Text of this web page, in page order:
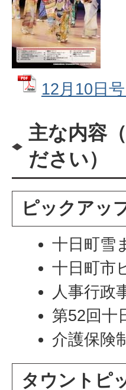
12月10日
主な内容
ださい）
ピックアッ
十日町雪
十日町市
人事行政
第52回十
介護保険
タウントピ